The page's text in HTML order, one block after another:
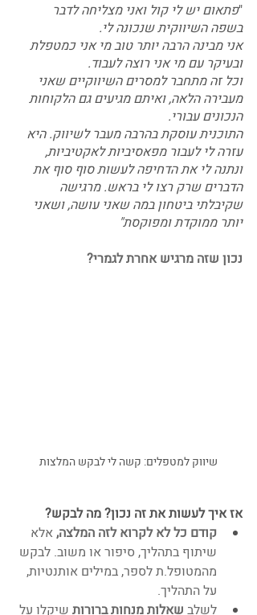
"פתאום יש לי קול ואני מצליחה לדבר
בשפה השיווקית שנכונה לי.
אני מבינה הרבה יותר טוב מי אני כמטפלת
ובעיקר עם מי אני רוצה לעבוד.
וכל זה מתחבר למסרים השיווקיים שאני
מעבירה הלאה, ואיתם מגיעים גם הלקוחות
הנכונים עבורי.
התוכנית עוסקת בהרבה מעבר לשיווק. היא
עזרה לי לעבור מפאסיביות לאקטיביות,
ונתנה לי את הדחיפה לעשות סוף סוף את
הדברים שרק רצו לי בראש. מרגישה
שקיבלתי ביטחון במה שאני עושה, ושאני
יותר ממוקדת ומפוקסת"
נכון שזה מרגיש אחרת לגמרי?
שיווק למטפלים: קשה לי לבקש המלצות
אז איך לעשות את זה נכון? מה לבקש?
קודם כל לא לקרוא לזה המלצה, אלא
שיתוף בתהליך, סיפור או משוב. לבקש
מהמטופל.ת לספר, במילים אותנטיות,
על התהליך.
לשלב שאלות מנחות ברורות שיקלו על